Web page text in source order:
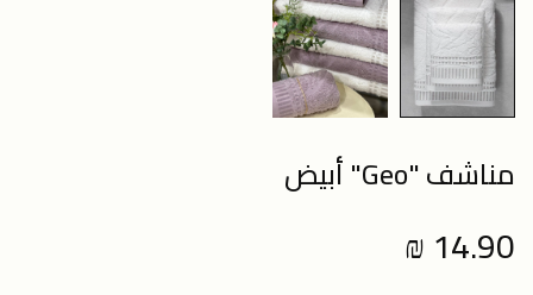
مناشف "Geo" أبيض
Regular
price
14.90 ₪